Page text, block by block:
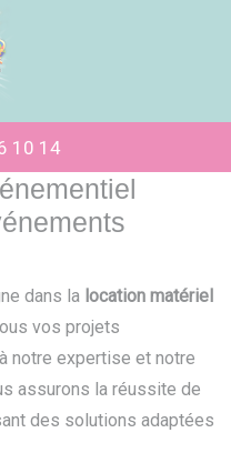
10 14
dans la location matériel
vos projets
notre expertise et notre
assurons la réussite de
des solutions adaptées